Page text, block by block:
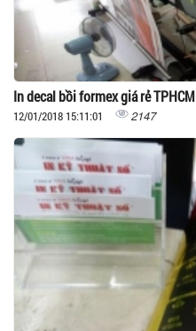
In decal bồi formex giá rẻ TPHCM
12/01/2018 15:11:01 2147